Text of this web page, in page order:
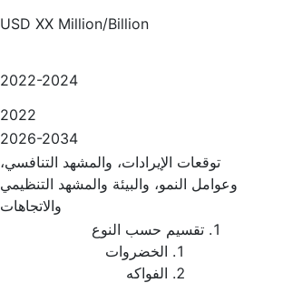
USD XX Million/Billion
2022-2024
2022
2026-2034
توقعات الإيرادات، والمشهد التنافسي،
وعوامل النمو، والبيئة والمشهد التنظيمي
والاتجاهات
تقسيم حسب النوع
الخضروات
الفواكه